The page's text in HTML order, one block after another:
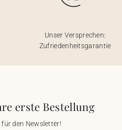
Unser Versprechen:
Zufriedenheitsgarantie
erste Bestellung
den Newsletter!